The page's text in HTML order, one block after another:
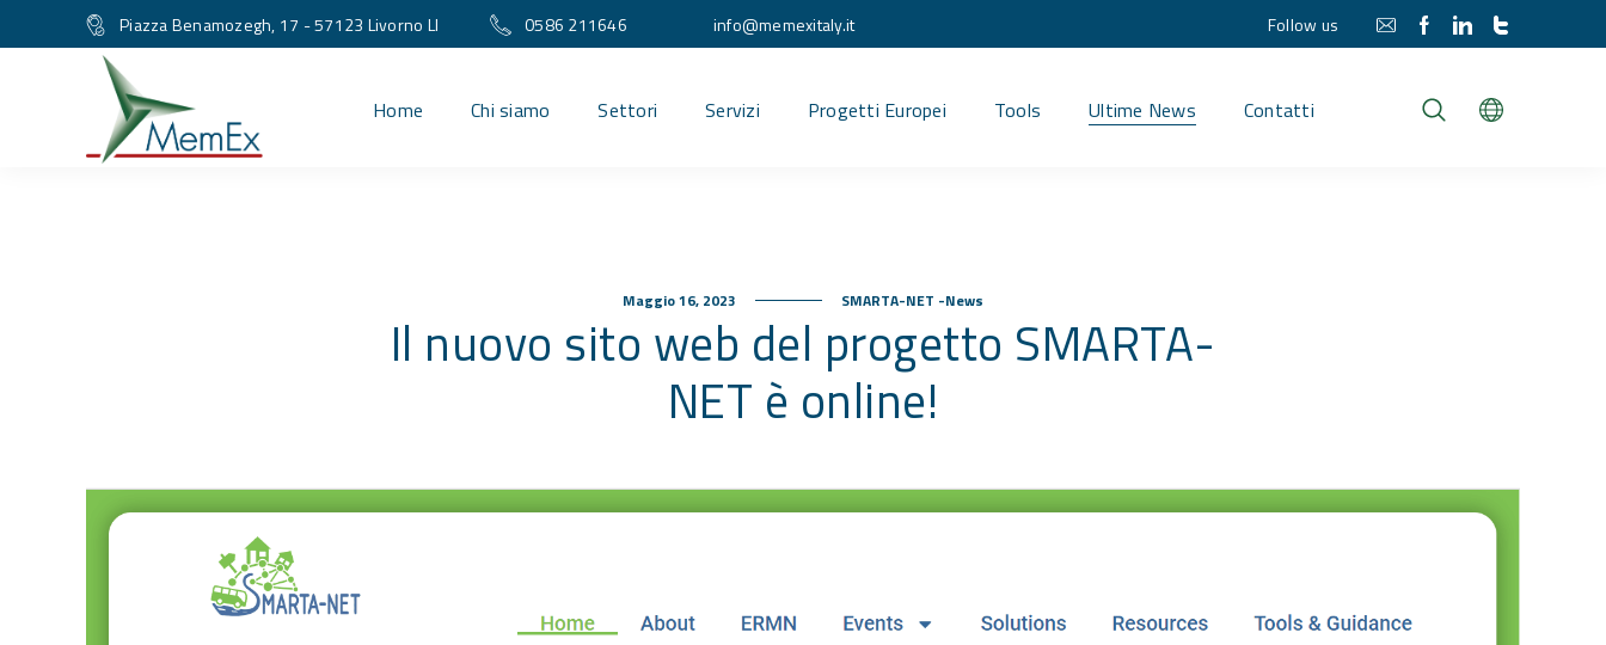
Piazza Benamozegh, 17 - 57123 Livorno LI 0586 211646 info@memexitaly.it Follow us
Home Chi siamo Settori Servizi Progetti Europei Tools Ultime News Contatti
Maggio 16, 2023 SMARTA-NET -News
Il nuovo sito web del progetto SMARTA-
NET è online!